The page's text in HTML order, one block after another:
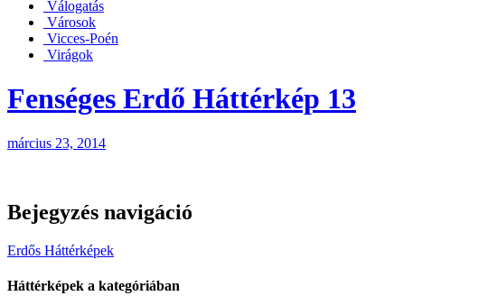
Válogatás
Városok
Vicces-Poén
Virágok
Fenséges Erdő Háttérkép 13
március 23, 2014
Bejegyzés navigáció
Erdős Háttérképek
Háttérképek a kategóriában